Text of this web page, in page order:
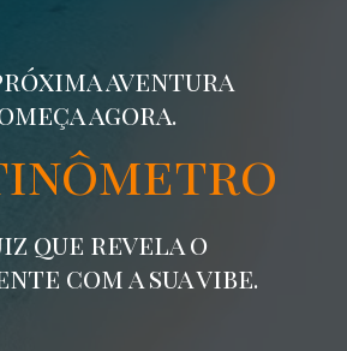
que revela o
com a sua vibe.
aventura
agora.